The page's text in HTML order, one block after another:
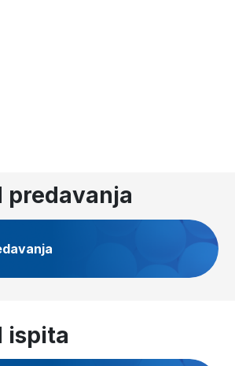
predavanja
ispita